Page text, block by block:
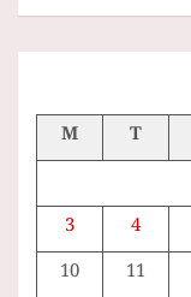
M
T
3
4
10
11